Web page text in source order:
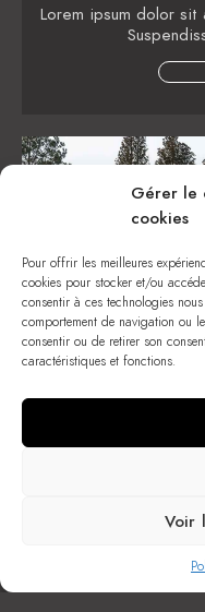
Gérer le
cookies
Pour offrir les meilleures
cookies pour stocker et/ou
consentir à ces technologies
comportement de navigation ou
consentir ou de retirer son
caractéristiques et fonctions.
Voir
Lorem ipsum dolor
Lorem ipsum dolor